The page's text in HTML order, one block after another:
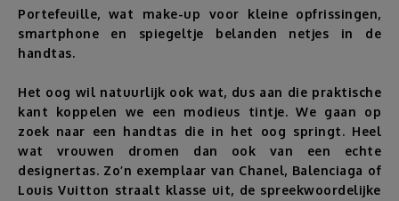
Reizen
Thuis
Elektronica
Portefeuille, wat make-up voor kleine opfrissingen,
smartphone en spiegeltje belanden netjes in de
handtas.
Het oog wil natuurlijk ook wat, dus aan die praktische
kant koppelen we een modieus tintje. We gaan op
zoek naar een handtas die in het oog springt. Heel
wat vrouwen dromen dan ook van een echte
designertas. Zo’n exemplaar van Chanel, Balenciaga of
Louis Vuitton straalt klasse uit, de spreekwoordelijke